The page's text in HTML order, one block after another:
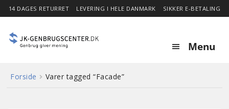
14 DAGES RETURRET LEVERING I HELE DANMARK SIKKER E-BETALING
Menu
Forside
Forside Varer tagged “Facade”